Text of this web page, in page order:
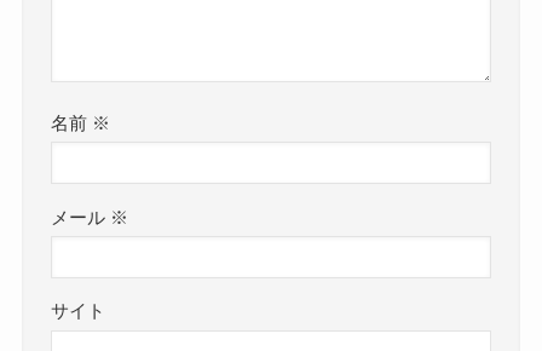
名前 ※
メール ※
サイト